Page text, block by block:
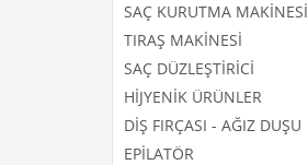
SAÇ KURUTMA MAKİNESİ
TIRAŞ MAKİNESİ
SAÇ DÜZLEŞTİRİCİ
HİJYENİK ÜRÜNLER
DİŞ FIRÇASI - AĞIZ DUŞU
EPİLATÖR